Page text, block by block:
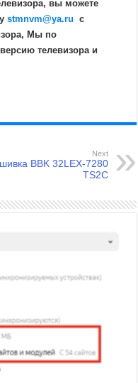
вы можете
stmnvm@ya.ru c
Мы по
телевизора и
Next
BBK 32LEX-7280
TS2C